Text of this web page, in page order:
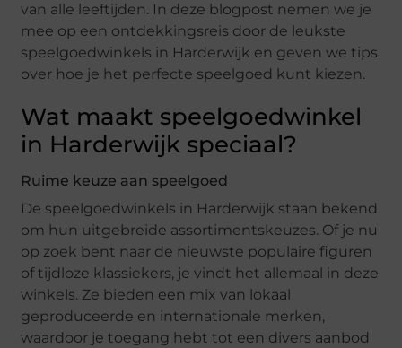
van alle leeftijden. In deze blogpost nemen we je
mee op een ontdekkingsreis door de leukste
speelgoedwinkels in Harderwijk en geven we tips
over hoe je het perfecte speelgoed kunt kiezen.
Wat maakt speelgoedwinkel
in Harderwijk speciaal?
Ruime keuze aan speelgoed
De speelgoedwinkels in Harderwijk staan bekend
om hun uitgebreide assortimentskeuzes. Of je nu
op zoek bent naar de nieuwste populaire figuren
of tijdloze klassiekers, je vindt het allemaal in deze
winkels. Ze bieden een mix van lokaal
geproduceerde en internationale merken,
waardoor je toegang hebt tot een divers aanbod